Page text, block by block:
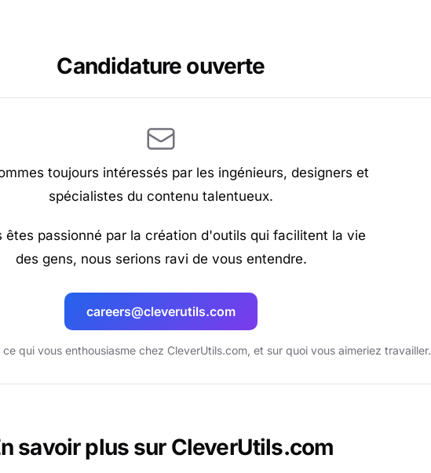
Candidature ouverte
toujours intéressés par les ingénieurs, designers et
spécialistes du contenu talentueux.
êtes passionné par la création d'outils qui facilitent la vie
des gens, nous serions ravi de vous entendre.
careers@cleverutils.com
qui vous enthousiasme chez CleverUtils.com, et sur quoi vous aimeriez travailler.
savoir plus sur CleverUtils.com